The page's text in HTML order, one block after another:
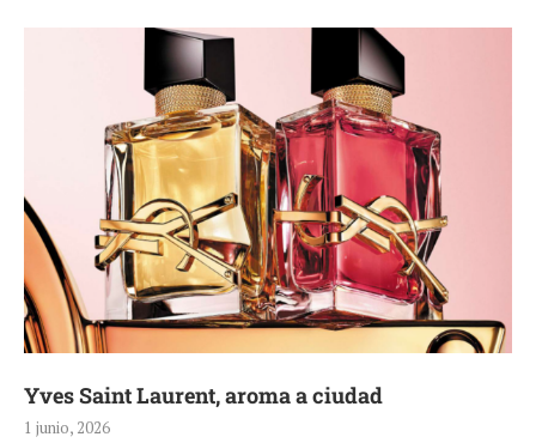
Yves Saint Laurent, aroma a ciudad
1 junio, 2026